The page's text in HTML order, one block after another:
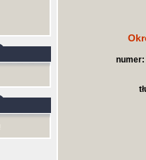
numer: